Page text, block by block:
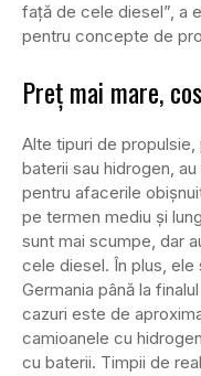
față de cele diesel”, a
pentru concepte de
Preț mai mare,
Alte tipuri de
baterii sau hidrogen,
pentru afacerile
pe termen mediu și
sunt mai scumpe, dar
cele diesel. În plus,
Germania până la
cazuri este de
camioanele cu
cu baterii. Timpii de